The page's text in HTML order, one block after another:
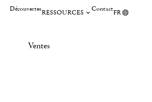
DécouvertesRESSOURCES ContactFR
Ventes